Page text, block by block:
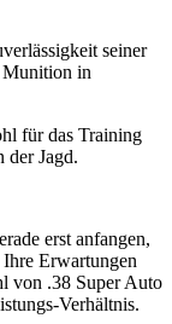
seiner
Munition in
für das Training
der Jagd.
erst anfangen,
Erwartungen
von .38 Super Auto
Verhältnis.